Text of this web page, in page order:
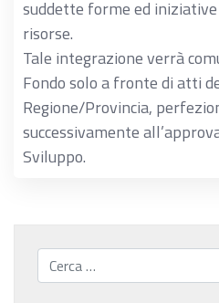
suddette forme ed
risorse.
Tale integrazione verrà
Fondo solo a fronte di atti
Regione/Provincia,
successivamente
Sviluppo.
Cerca...